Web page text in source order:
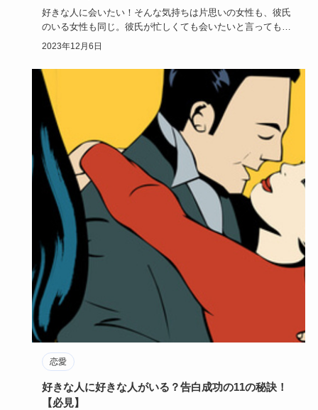
好きな人に会いたい！そんな気持ちは片思いの女性も、彼氏
のいる女性も同じ。彼氏が忙しくても会いたいと言ってもら
えるために「し…
2023年12月6日
恋愛
好きな人に好きな人がいる？告白成功の11の秘訣！
【必見】